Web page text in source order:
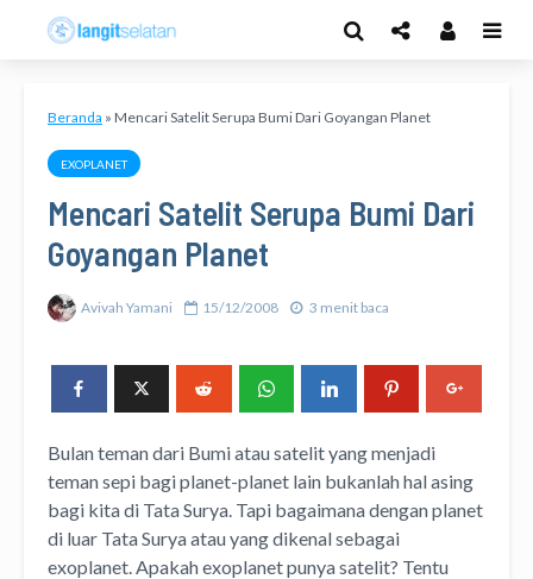
Beranda » Mencari Satelit Serupa Bumi Dari Goyangan Planet
EXOPLANET
Mencari Satelit Serupa Bumi Dari
Goyangan Planet
Avivah Yamani 15/12/2008 3 menit baca
Bulan teman dari Bumi atau satelit yang menjadi
teman sepi bagi planet-planet lain bukanlah hal asing
bagi kita di Tata Surya. Tapi bagaimana dengan planet
di luar Tata Surya atau yang dikenal sebagai
exoplanet. Apakah exoplanet punya satelit? Tentu